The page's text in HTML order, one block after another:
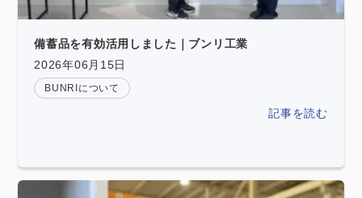
備蓄品を有効活用しました｜ブンリ工業
2026年06月15日
BUNRIについて
記事を読む